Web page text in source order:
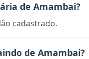
de Amambai?
cadastrado.
de Amambai?